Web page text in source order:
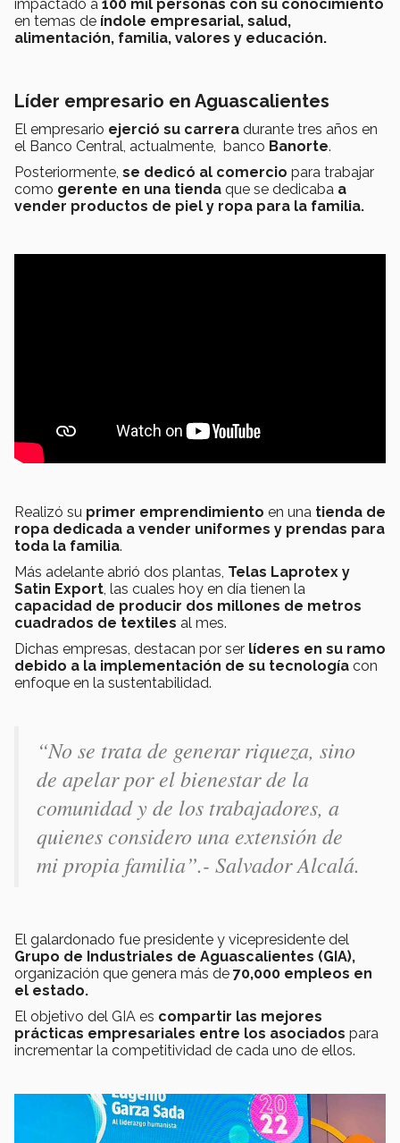
impactado a 100 mil personas con su conocimiento
en temas de índole empresarial, salud,
alimentación, familia, valores y educación.
Líder empresario en Aguascalientes
El empresario ejerció su carrera durante tres años en
el Banco Central, actualmente, banco Banorte.
Posteriormente, se dedicó al comercio para trabajar
como gerente en una tienda que se dedicaba a
vender productos de piel y ropa para la familia.
Realizó su primer emprendimiento en una tienda de
ropa dedicada a vender uniformes y prendas para
toda la familia.
Más adelante abrió dos plantas, Telas Laprotex y
Satin Export , las cuales hoy en día tienen la
capacidad de producir dos millones de metros
cuadrados de textiles al mes.
Dichas empresas, destacan por ser líderes en su ramo
debido a la implementación de su tecnología con
enfoque en la sustentabilidad.
“No se trata de generar riqueza, sino
de apelar por el bienestar de la
comunidad y de los trabajadores, a
quienes considero una extensión de
mi propia familia”.- Salvador Alcalá.
El galardonado fue presidente y vicepresidente del
Grupo de Industriales de Aguascalientes (GIA),
organización que genera más de 70,000 empleos en
el estado.
El objetivo del GIA es compartir las mejores
prácticas empresariales entre los asociados para
incrementar la competitividad de cada uno de ellos.